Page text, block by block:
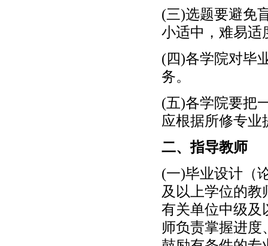
(三)选题要避免
小适中，难易适
(四)各学院对毕
务。
(五)各学院要把
应根据所修专业
二、指导教师
(一)毕业设计（
及以上学位的
有关单位中级及
师负责掌握进